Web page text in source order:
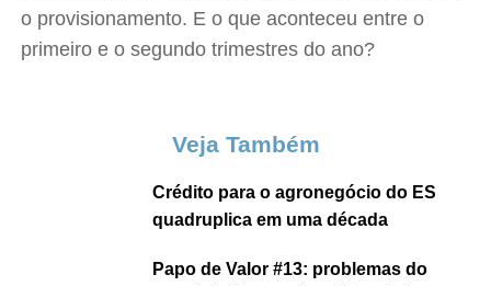
o provisionamento. E o que aconteceu entre o
primeiro e o segundo trimestres do ano?
Veja Também
Crédito para o agronegócio do ES
quadruplica em uma década
Papo de Valor #13: problemas do